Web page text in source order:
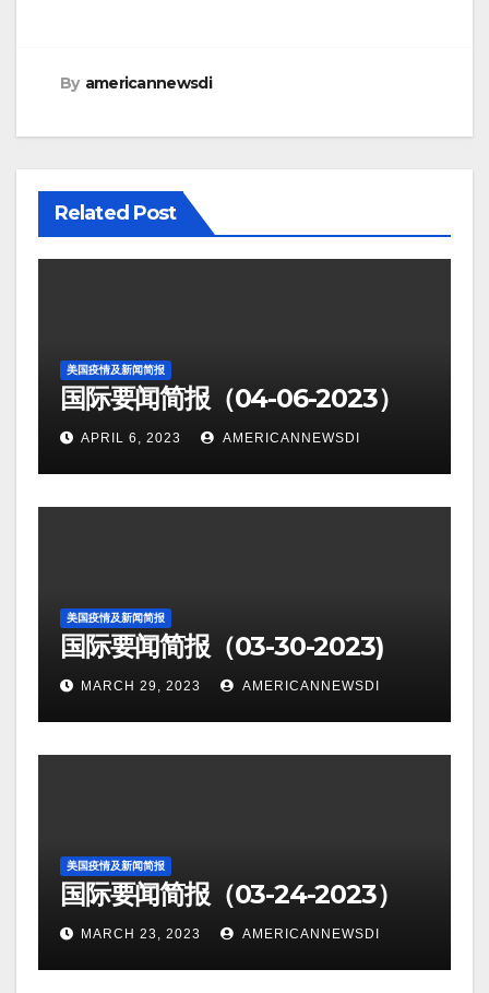
By americannewsdi
Related Post
美国疫情及新闻简报
国际要闻简报（04-06-2023）
APRIL 6, 2023 AMERICANNEWSDI
美国疫情及新闻简报
国际要闻简报（03-30-2023)
MARCH 29, 2023 AMERICANNEWSDI
美国疫情及新闻简报
国际要闻简报（03-24-2023）
MARCH 23, 2023 AMERICANNEWSDI